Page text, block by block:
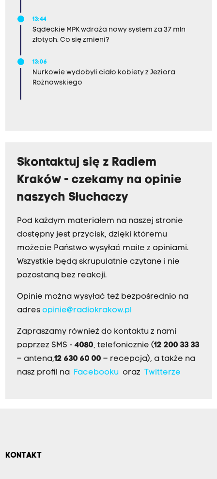
13:44
Sądeckie MPK wdraża nowy system za 37 mln
złotych. Co się zmieni?
13:06
Nurkowie wydobyli ciało kobiety z Jeziora
Rożnowskiego
Skontaktuj się z Radiem
Kraków - czekamy na opinie
naszych Słuchaczy
Pod każdym materiałem na naszej stronie
dostępny jest przycisk, dzięki któremu
możecie Państwo wysyłać maile z opiniami.
Wszystkie będą skrupulatnie czytane i nie
pozostaną bez reakcji.
Opinie można wysyłać też bezpośrednio na
adres opinie@radiokrakow.pl
Zapraszamy również do kontaktu z nami
poprzez SMS - 4080, telefonicznie (12 200 33 33
– antena,12 630 60 00 – recepcja), a także na
nasz profil na
Facebookuoraz Twitterze
KONTAKT